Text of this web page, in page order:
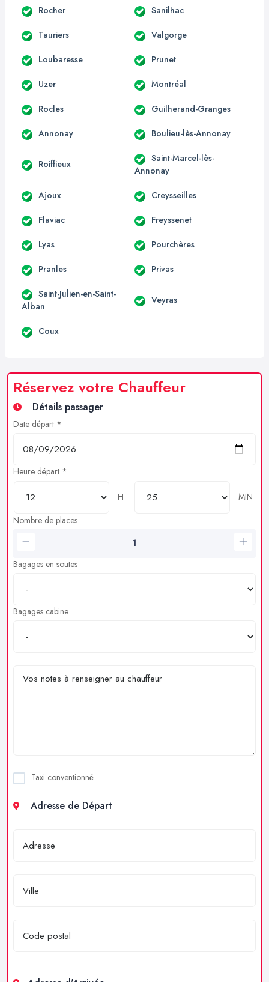
Rocher Sanilhac
Tauriers Valgorge
Loubaresse Prunet
Uzer Montréal
Rocles Guilherand-Granges
Annonay Boulieu-lès-Annonay
Roiffieux
Saint-Marcel-lès-
Annonay
Ajoux Creysseilles
Flaviac Freyssenet
Lyas Pourchères
Pranles Privas
Saint-Julien-en-Saint-
Alban
Veyras
Coux
Réservez votre Chauffeur
Détails passager
Date départ *
Heure départ *
H
MIN
Nombre de places
Bagages en soutes
Bagages cabine
Taxi conventionné
Adresse de Départ